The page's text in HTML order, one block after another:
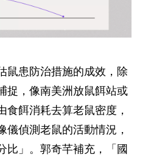
鼠患防治措施的成效，除
捉，像南美洲放鼠餌站或
食餌消耗去算老鼠密度，
儀偵測老鼠的活動情況，
比」。郭奇芊補充，「國